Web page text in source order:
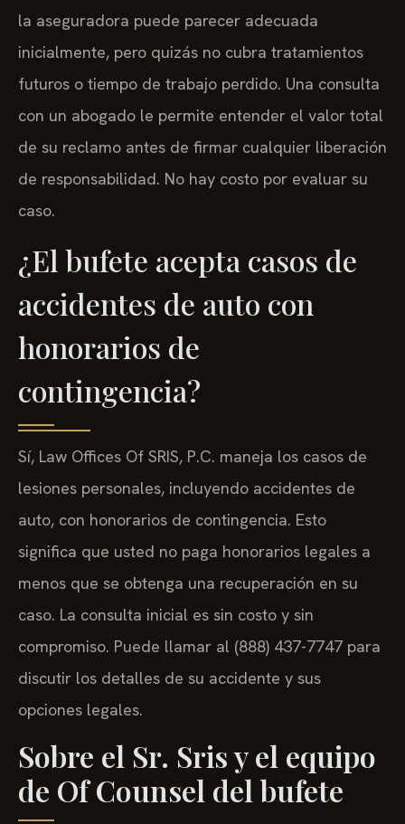
la aseguradora puede parecer adecuada
inicialmente, pero quizás no cubra tratamientos
futuros o tiempo de trabajo perdido. Una consulta
con un abogado le permite entender el valor total
de su reclamo antes de firmar cualquier liberación
de responsabilidad. No hay costo por evaluar su
caso.
¿El bufete acepta casos de
accidentes de auto con
honorarios de
contingencia?
Sí, Law Offices Of SRIS, P.C. maneja los casos de
lesiones personales, incluyendo accidentes de
auto, con honorarios de contingencia. Esto
significa que usted no paga honorarios legales a
menos que se obtenga una recuperación en su
caso. La consulta inicial es sin costo y sin
compromiso. Puede llamar al (888) 437-7747 para
discutir los detalles de su accidente y sus
opciones legales.
Sobre el Sr. Sris y el equipo
de Of Counsel del bufete